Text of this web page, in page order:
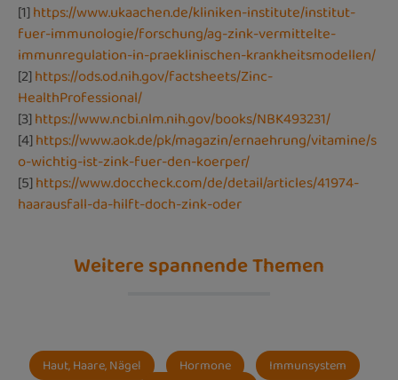
[1]https://www.ukaachen.de/kliniken-institute/institut-
fuer-immunologie/forschung/ag-zink-vermittelte-
immunregulation-in-praeklinischen-krankheitsmodellen/
[2]https://ods.od.nih.gov/factsheets/Zinc-
HealthProfessional/
[3]https://www.ncbi.nlm.nih.gov/books/NBK493231/
[4]https://www.aok.de/pk/magazin/ernaehrung/vitamine/s
o-wichtig-ist-zink-fuer-den-koerper/
[5]https://www.doccheck.com/de/detail/articles/41974-
haarausfall-da-hilft-doch-zink-oder
Weitere spannende Themen
Haut, Haare, Nägel Hormone
Immunsystem